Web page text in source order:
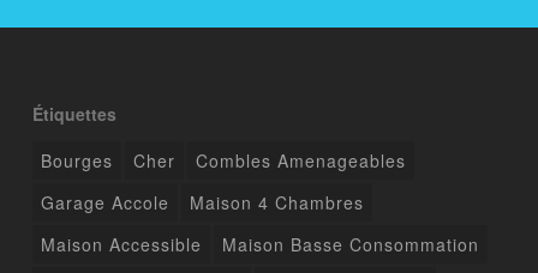
Étiquettes
Bourges
Cher
Combles Amenageables
Garage Accole
Maison 4 Chambres
Maison Accessible
Maison Basse Consommation